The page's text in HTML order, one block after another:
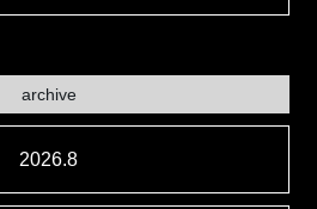
archive
2026.8